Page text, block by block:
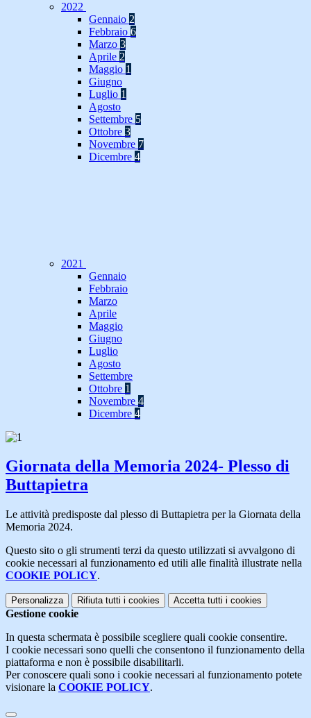
2022
Gennaio 2
Febbraio 6
Marzo 3
Aprile 2
Maggio 1
Giugno
Luglio 1
Agosto
Settembre 5
Ottobre 3
Novembre 7
Dicembre 4
2021
Gennaio
Febbraio
Marzo
Aprile
Maggio
Giugno
Luglio
Agosto
Settembre
Ottobre 1
Novembre 4
Dicembre 4
Giornata della Memoria 2024- Plesso di
Buttapietra
Le attività predisposte dal plesso di Buttapietra per la Giornata della
Memoria 2024.
Questo sito o gli strumenti terzi da questo utilizzati si avvalgono di
cookie necessari al funzionamento ed utili alle finalità illustrate nella
COOKIE POLICY.
Personalizza Rifiuta tutti i cookies Accetta tutti i cookies
Gestione cookie
In questa schermata è possibile scegliere quali cookie consentire.
I cookie necessari sono quelli che consentono il funzionamento della
piattaforma e non è possibile disabilitarli.
Per conoscere quali sono i cookie necessari al funzionamento potete
visionare la COOKIE POLICY.